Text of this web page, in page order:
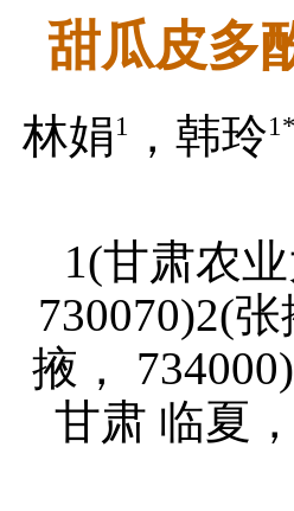
甜瓜皮多
林娟1 ，韩玲1*
1(甘肃农
730070)2(
掖，
甘肃 临夏